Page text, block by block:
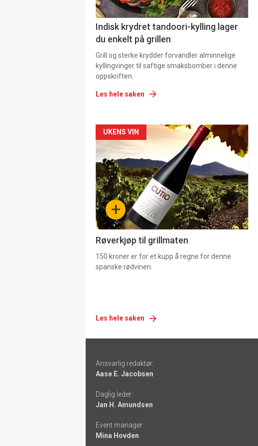
Indisk krydret tandoori-kylling lager
du enkelt på grillen
Grill og sterke krydder forvandler alminnelige
kyllingvinger til saftige smaksbomber i denne
oppskriften.
Les hele saken
Forsiden
akkurat
nå
-
4 +
UKENS VIN
Røverkjøp til grillmaten
150 kroner er for et kupp å regne for denne
spanske rødvinen.
Les hele saken
-
links
Ansvarlig redaktør:
Aase E. Jacobsen
Daglig leder:
Jan H. Amundsen
Event manager:
Mina Hovden